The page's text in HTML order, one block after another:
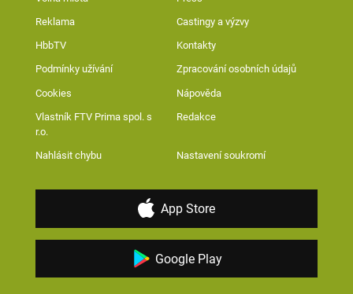
Reklama Castingy a výzvy
HbbTV Kontakty
Podmínky užívání Zpracování osobních údajů
Cookies Nápověda
Vlastník FTV Prima spol. s
r.o.
Redakce
Nahlásit chybu Nastavení soukromí
App Store
Google Play